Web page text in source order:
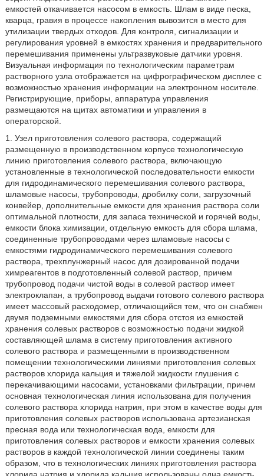
емкостей откачивается насосом в емкость. Шлам в виде песка,
кварца, гравия в процессе накопления вывозится в место для
утилизации твердых отходов. Для контроля, сигнализации и
регулирования уровней в емкостях хранения и предварительного
перемешивания применены ультразвуковые датчики уровня.
Визуальная информация по технологическим параметрам
растворного узла отображается на цифрографическом дисплее с
возможностью хранения информации на электронном носителе.
Регистрирующие, приборы, аппаратура управления
размещаются на щитах автоматики и управления в
операторской.
1. Узел приготовления солевого раствора, содержащий
размещенную в производственном корпусе технологическую
линию приготовления солевого раствора, включающую
установленные в технологической последовательности емкости
для гидродинамического перемешивания солевого раствора,
шламовые насосы, трубопроводы, дробилку соли, загрузочный
конвейер, дополнительные емкости для хранения раствора соли
оптимальной плотности, для запаса технической и горячей воды,
емкости блока химизации, отдельную емкость для сбора шлама,
соединенные трубопроводами через шламовые насосы с
емкостями гидродинамического перемешивания солевого
раствора, трехплунжерный насос для дозированной подачи
химреагентов в подготовленный солевой раствор, причем
трубопровод подачи чистой воды в солевой раствор имеет
электроклапан, а трубопровод выдачи готового солевого раствора
имеет массовый расходомер, отличающийся тем, что он снабжен
двумя подземными емкостями для сбора отстоя из емкостей
хранения солевых растворов с возможностью подачи жидкой
составляющей шлама в систему приготовления активного
солевого раствора и размещенными в производственном
помещении технологическими линиями приготовления солевых
растворов хлорида кальция и тяжелой жидкости глушения с
перекачивающими насосами, установками фильтрации, причем
основная технологическая линия использована для получения
солевого раствора хлорида натрия, при этом в качестве воды для
приготовления солевых растворов использована артезианская
пресная вода или технологическая вода, емкости для
приготовления солевых растворов и емкости хранения солевых
растворов в каждой технологической линии соединены таким
образом, что в технологических линиях приготовления раствора